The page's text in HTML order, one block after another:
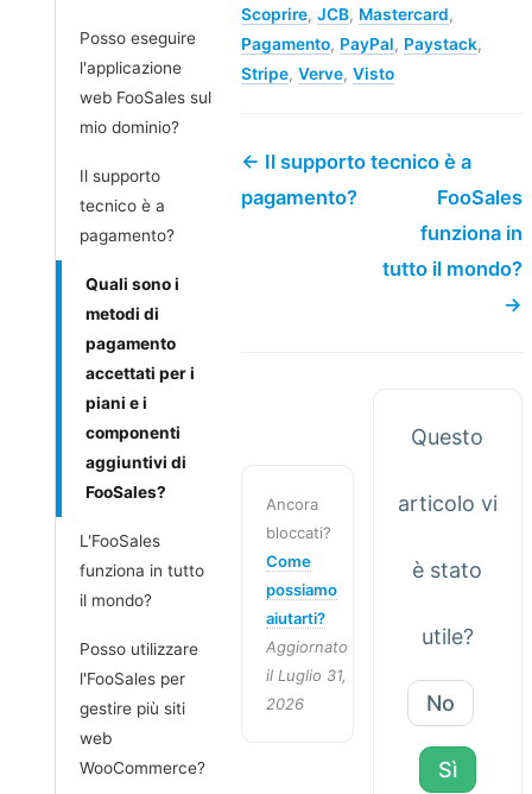
Posso eseguire
l'applicazione
web FooSales sul
mio dominio?
Il supporto
tecnico è a
pagamento?
Quali sono i
metodi di
pagamento
accettati per i
piani e i
componenti
aggiuntivi di
FooSales?
L'FooSales
funziona in tutto
il mondo?
Posso utilizzare
l'FooSales per
gestire più siti
web
WooCommerce?
Scoprire, JCB, Mastercard,
Pagamento, PayPal, Paystack,
Stripe, Verve, Visto
← Il supporto tecnico è a
pagamento?
FooSales
funziona in
tutto il mondo?
→
Ancora
bloccati?
Come
possiamo
aiutarti?
Aggiornato
il Luglio 31,
2026
Questo
articolo vi
è stato
utile?
No
Sì